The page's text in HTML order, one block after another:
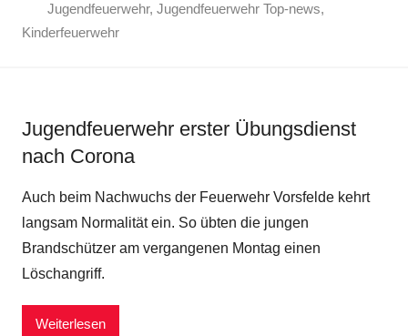
Jugendfeuerwehr, Jugendfeuerwehr Top-news,
Kinderfeuerwehr
Jugendfeuerwehr erster Übungsdienst
nach Corona
Auch beim Nachwuchs der Feuerwehr Vorsfelde kehrt
langsam Normalität ein. So übten die jungen
Brandschützer am vergangenen Montag einen
Löschangriff.
Weiterlesen